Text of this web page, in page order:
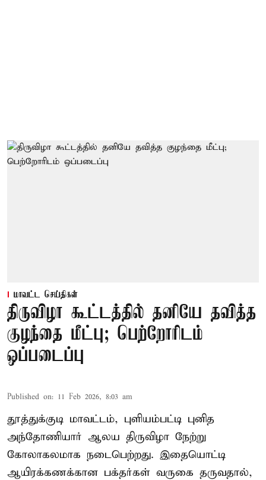
மாவட்ட செய்திகள்
திருவிழா கூட்டத்தில் தனியே தவித்த
குழந்தை மீட்பு; பெற்றோரிடம்
ஒப்படைப்பு
Published on: 11 Feb 2026, 8:03 am
தூத்துக்குடி மாவட்டம், புளியம்பட்டி புனித
அந்தோணியார் ஆலய திருவிழா நேற்று
கோலாகலமாக நடைபெற்றது. இதையொட்டி
ஆயிரக்கணக்கான பக்தர்கள் வருகை தருவதால்,